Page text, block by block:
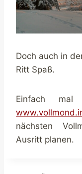
Doch auch in
Ritt Spaß.
Einfach mal
nächsten
Ausritt planen.